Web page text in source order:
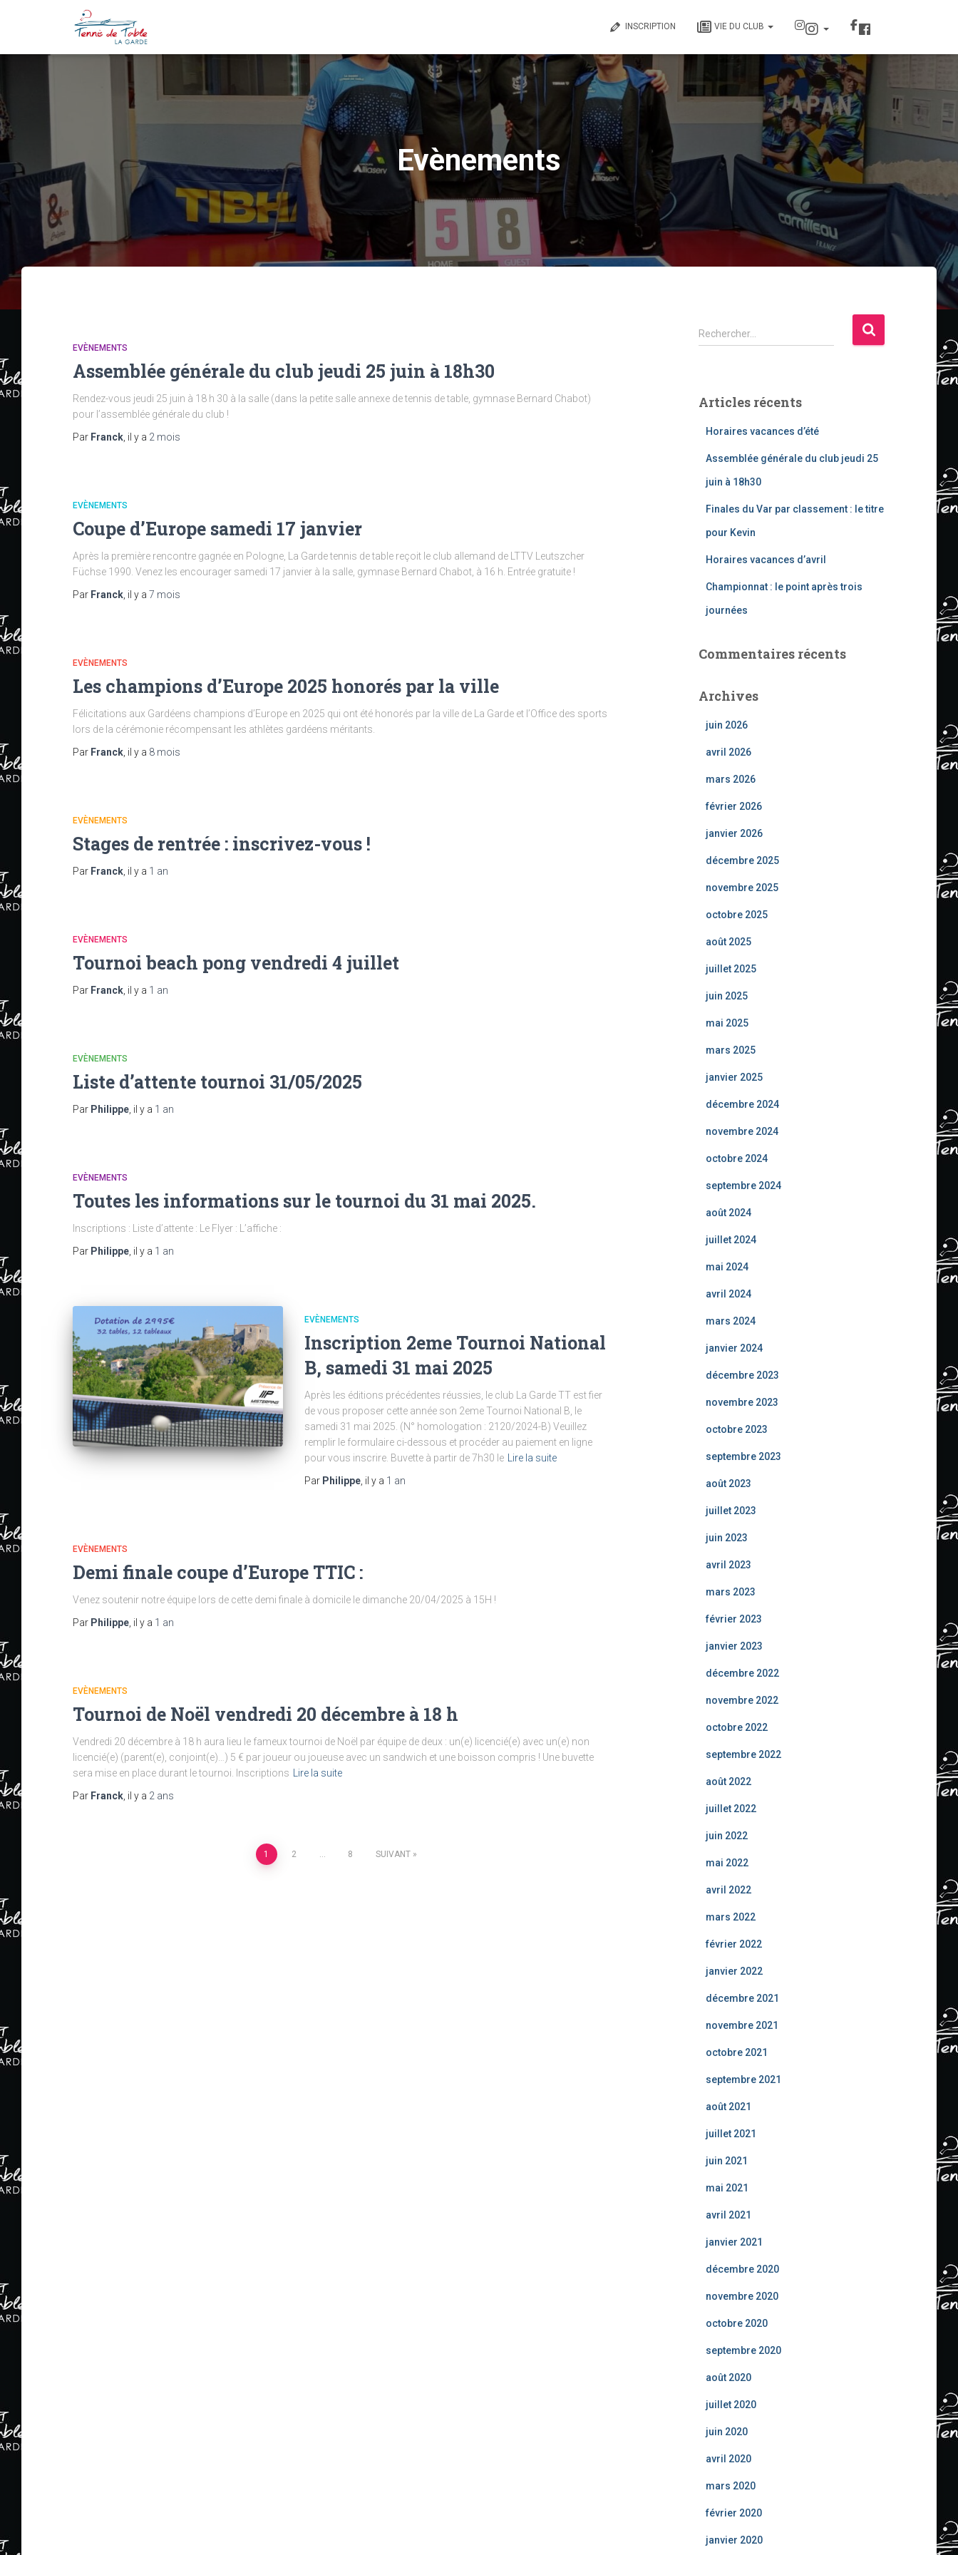
INSCRIPTION VIE DU CLUB
Evènements
EVÈNEMENTS
Assemblée générale du club jeudi 25 juin à 18h30
Rendez-vous jeudi 25 juin à 18 h 30 à la salle (dans la petite salle annexe de tennis de table, gymnase Bernard Chabot)
pour l’assemblée générale du club !
Par Franck , il y a 2 mois
EVÈNEMENTS
Coupe d’Europe samedi 17 janvier
Après la première rencontre gagnée en Pologne, La Garde tennis de table reçoit le club allemand de LTTV Leutszcher
Füchse 1990. Venez les encourager samedi 17 janvier à la salle, gymnase Bernard Chabot, à 16 h. Entrée gratuite !
Par Franck , il y a 7 mois
EVÈNEMENTS
Les champions d’Europe 2025 honorés par la ville
Félicitations aux Gardéens champions d’Europe en 2025 qui ont été honorés par la ville de La Garde et l’Office des sports
lors de la cérémonie récompensant les athlètes gardéens méritants.
Par Franck , il y a 8 mois
EVÈNEMENTS
Stages de rentrée : inscrivez-vous !
Par Franck , il y a 1 an
EVÈNEMENTS
Tournoi beach pong vendredi 4 juillet
Par Franck , il y a 1 an
EVÈNEMENTS
Liste d’attente tournoi 31/05/2025
Par Philippe , il y a 1 an
EVÈNEMENTS
Toutes les informations sur le tournoi du 31 mai 2025.
Inscriptions : Liste d’attente : Le Flyer : L’affiche :
Par Philippe , il y a 1 an
EVÈNEMENTS
Inscription 2eme Tournoi National
B, samedi 31 mai 2025
Après les éditions précédentes réussies, le club La Garde TT est fier
de vous proposer cette année son 2eme Tournoi National B, le
samedi 31 mai 2025. (N° homologation : 2120/2024-B) Veuillez
remplir le formulaire ci-dessous et procéder au paiement en ligne
pour vous inscrire. Buvette à partir de 7h30 le
Lire la suite
Par Philippe , il y a 1 an
EVÈNEMENTS
Demi finale coupe d’Europe TTIC :
Venez soutenir notre équipe lors de cette demi finale à domicile le dimanche 20/04/2025 à 15H !
Par Philippe , il y a 1 an
EVÈNEMENTS
Tournoi de Noël vendredi 20 décembre à 18 h
Vendredi 20 décembre à 18 h aura lieu le fameux tournoi de Noël par équipe de deux : un(e) licencié(e) avec un(e) non
licencié(e) (parent(e), conjoint(e)…) 5 € par joueur ou joueuse avec un sandwich et une boisson compris ! Une buvette
sera mise en place durant le tournoi. Inscriptions
Lire la suite
Par Franck , il y a 2 ans
1 2 … 8 SUIVANT
R
e
r
Rechercher…
Articles récents
Horaires vacances d’été
Assemblée générale du club jeudi 25
juin à 18h30
Finales du Var par classement : le titre
pour Kevin
Horaires vacances d’avril
Championnat : le point après trois
journées
Commentaires récents
Archives
juin 2026
avril 2026
mars 2026
février 2026
janvier 2026
décembre 2025
novembre 2025
octobre 2025
août 2025
juillet 2025
juin 2025
mai 2025
mars 2025
janvier 2025
décembre 2024
novembre 2024
octobre 2024
septembre 2024
août 2024
juillet 2024
mai 2024
avril 2024
mars 2024
janvier 2024
décembre 2023
novembre 2023
octobre 2023
septembre 2023
août 2023
juillet 2023
juin 2023
avril 2023
mars 2023
février 2023
janvier 2023
décembre 2022
novembre 2022
octobre 2022
septembre 2022
août 2022
juillet 2022
juin 2022
mai 2022
avril 2022
mars 2022
février 2022
janvier 2022
décembre 2021
novembre 2021
octobre 2021
septembre 2021
août 2021
juillet 2021
juin 2021
mai 2021
avril 2021
janvier 2021
décembre 2020
novembre 2020
octobre 2020
septembre 2020
août 2020
juillet 2020
juin 2020
avril 2020
mars 2020
février 2020
janvier 2020